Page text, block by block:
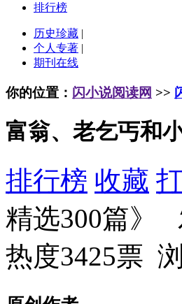
排行榜
历史珍藏 |
个人专著 |
期刊在线
你的位置： 闪小说阅读网 >>
富翁、老乞丐和
排行榜 收藏
精选300篇》
热度3425票